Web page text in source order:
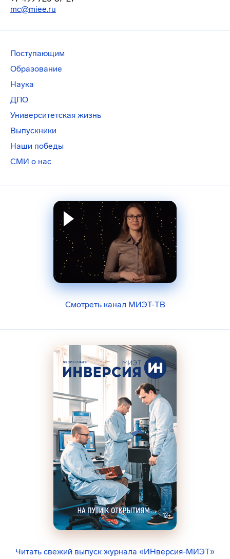
mc@miee.ru
Поступающим
Образование
Наука
ДПО
Университетская жизнь
Выпускники
Наши победы
СМИ о нас
Смотреть канал МИЭТ-ТВ
Читать свежий выпуск журнала «ИНверсия-МИЭТ»